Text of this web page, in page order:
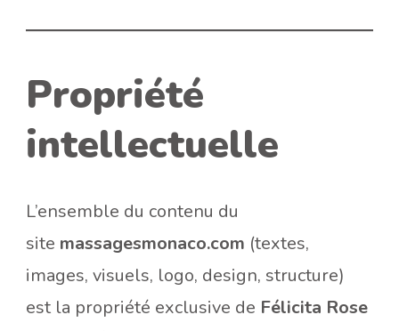
Propriété
intellectuelle
L’ensemble du contenu du
site massagesmonaco.com (textes,
images, visuels, logo, design, structure)
est la propriété exclusive de Félicita Rose